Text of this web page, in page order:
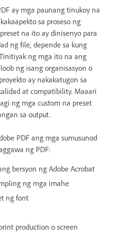
ay mga paunang tinukoy na
sa proseso ng
na ito ay dinisenyo para
ng file, depende sa kung
ng mga ito na ang
ng isang organisasyon o
ay nakakatugon sa
at compatibility. Maaari
ng mga custom na preset
sa output.
PDF ang mga sumusunod
ng PDF:
bersyon ng Adobe Acrobat
ng mga imahe
ng font
production o screen